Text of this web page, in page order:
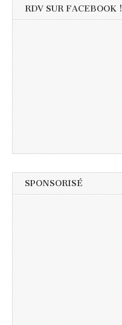
RDV SUR FACEBOOK !
SPONSORISÉ